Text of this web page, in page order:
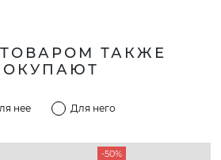
ТАКЖЕ
нее Для него
-50%